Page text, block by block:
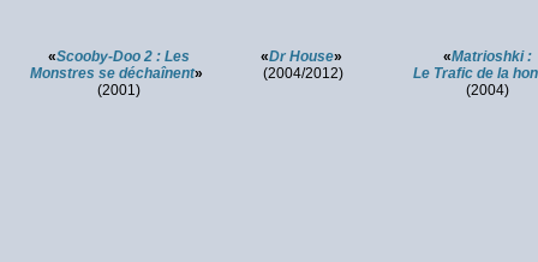
«Scooby-Doo 2 : Les
Monstres se déchaînent»
(2001)
«Dr House»
(2004/2012)
«Matrioshki :
Le Trafic de la
(2004)